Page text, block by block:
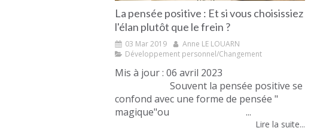
La pensée positive : Et si vous choisissiez
l'élan plutôt que le frein ?
03 Mar 2019
Anne LE LOUARN
Développement personnel/Changement
Mis à jour : 06 avril 2023
Souvent la pensée positive se
confond avec une forme de pensée "
magique"ou ...
Lire la suite...